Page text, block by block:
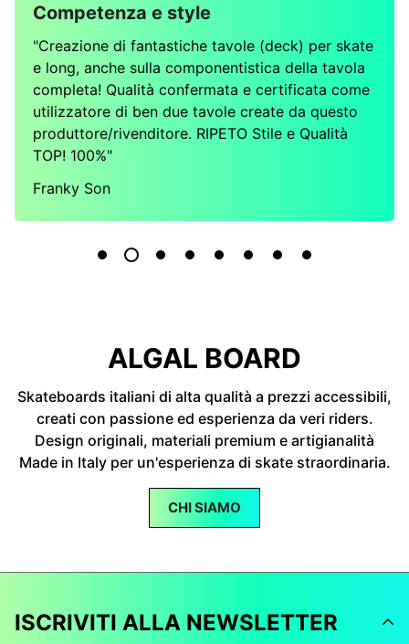
Competenza e style
"Creazione di fantastiche tavole (deck) per skate
e long, anche sulla componentistica della tavola
completa! Qualità confermata e certificata come
utilizzatore di ben due tavole create da questo
produttore/rivenditore. RIPETO Stile e Qualità
TOP! 100%"
Franky Son
ALGAL BOARD
Skateboards italiani di alta qualità a prezzi accessibili,
creati con passione ed esperienza da veri riders.
Design originali, materiali premium e artigianalità
Made in Italy per un'esperienza di skate straordinaria.
CHI SIAMO
ISCRIVITI ALLA NEWSLETTER